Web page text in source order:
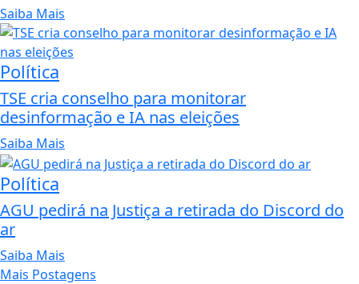
Saiba Mais
Política
TSE cria conselho para monitorar
desinformação e IA nas eleições
Saiba Mais
Política
AGU pedirá na Justiça a retirada do Discord do
ar
Saiba Mais
Mais Postagens